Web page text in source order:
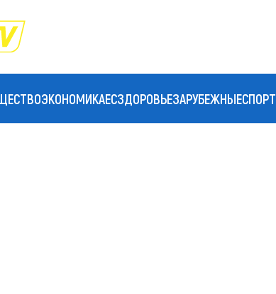
ЭКОНОМИКАЕСЗДОРОВЬЕЗАРУБЕЖНЫЕСПОРТ